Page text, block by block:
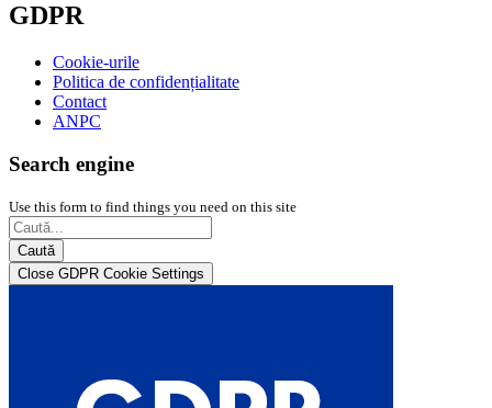
GDPR
Cookie-urile
Politica de confidențialitate
Contact
ANPC
Search engine
Use this form to find things you need on this site
Caută
Close GDPR Cookie Settings